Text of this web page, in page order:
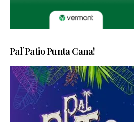
Pal´Patio Punta Cana!